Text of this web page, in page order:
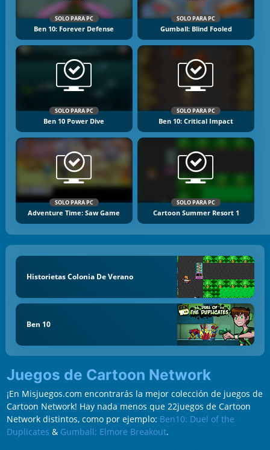
SOLO PARA PC
Ben 10: Forever Defense
SOLO PARA PC
Gumball: Blind Fooled
SOLO PARA PC
Ben 10 Power Dive
SOLO PARA PC
Ben 10: Critical Impact
SOLO PARA PC
Adventure Time: Saw Game
SOLO PARA PC
Cartoon Summer Resort 1
Historietas Colonia De Verano
Ben 10
Juegos de Cartoon Network
¡En Misjuegos.com encontrarás la mejor colección de juegos de
Cartoon Network! Hay nada menos que 22juegos de Cartoon
Network distintos, como por ejemplo: Ben10: Duel of the
Duplicates & Gumball: Elmore Breakout.